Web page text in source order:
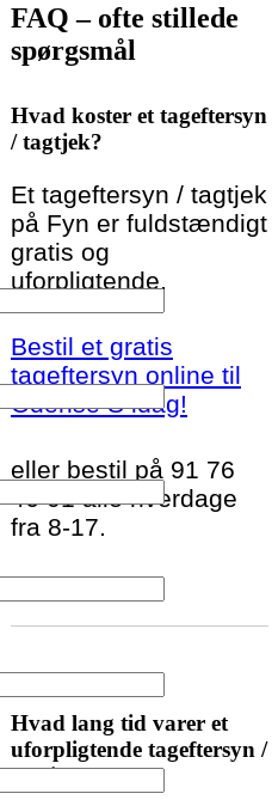
FAQ – ofte stillede
spørgsmål
Hvad koster et tageftersyn
/ tagtjek?
Et tageftersyn / tagtjek
på Fyn er fuldstændigt
gratis og
uforpligtende.
Bestil et gratis
tageftersyn online til
Odense S idag!
eller bestil på 91 76
46 01 alle hverdage
fra 8-17.
Hvad lang tid varer et
uforpligtende tageftersyn /
tagtjek?